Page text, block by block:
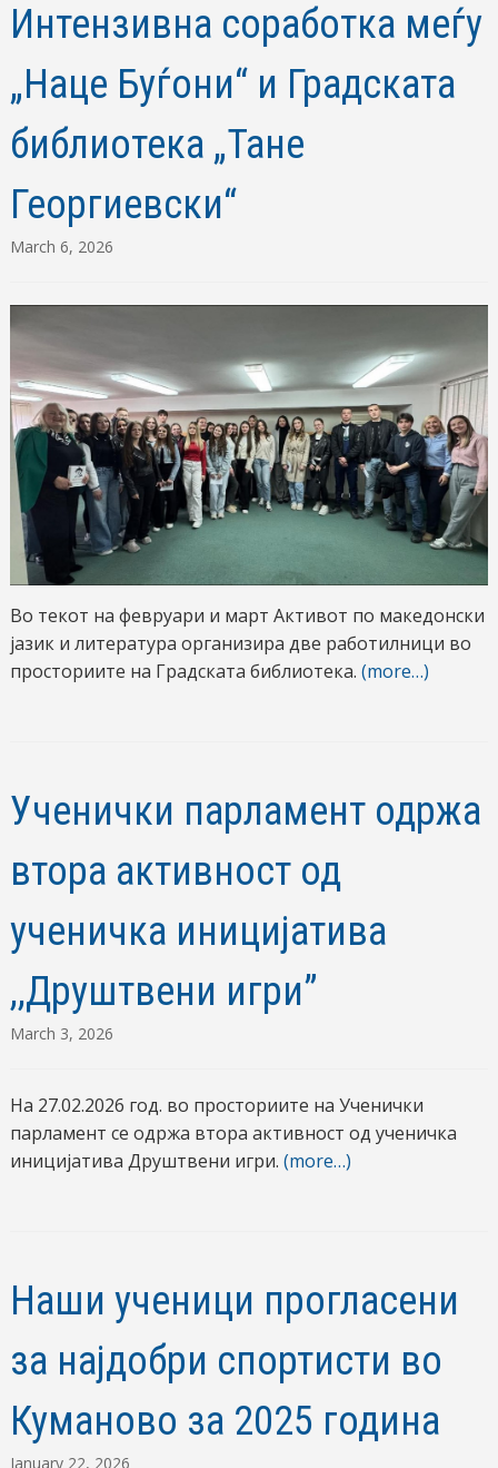
Интензивна соработка меѓу
„Наце Буѓони“ и Градската
библиотека „Тане
Георгиевски“
March 6, 2026
Во текот на февруари и март Активот по македонски
јазик и литература организира две работилници во
просториите на Градската библиотека. (more…)
Ученички парламент одржа
втора активност од
ученичка иницијатива
,,Друштвени игри”
March 3, 2026
На 27.02.2026 год. во просториите на Ученички
парламент се одржа втора активност од ученичка
иницијатива Друштвени игри. (more…)
Наши ученици прогласени
за најдобри спортисти во
Куманово за 2025 година
January 22, 2026